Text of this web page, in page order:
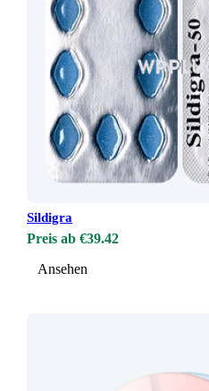
Sildigra
Preis ab €39.42
Ansehen